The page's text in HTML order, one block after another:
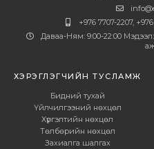
+976 7707-2207,
Даваа-Ням: 9:00-22:00
ХЭРЭГЛЭГЧИЙН ТУСЛАМЖ
Бидний тухай
Үйлчилгээний нөхцөл
Хүргэлтийн нөхцөл
Төлбөрийн нөхцөл
Захиалга шалгах